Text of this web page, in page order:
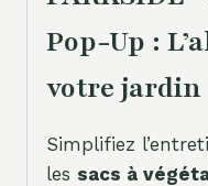
Pop-Up :
votre jardin
Simplifiez
les sacs à